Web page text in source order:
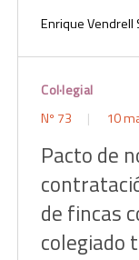
Enrique Vendrell
Col·legial
Nº 73
10
Pacto de
de fincas
colegiado